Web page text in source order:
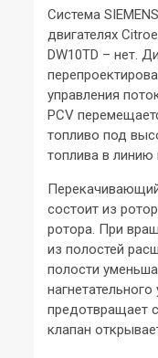
Система
двигателях
DW10TD – нет.
управления
PCV
топливо под
топлива в линию
состоит из
ротора. При
из полостей
полости
предотвращает
клапан